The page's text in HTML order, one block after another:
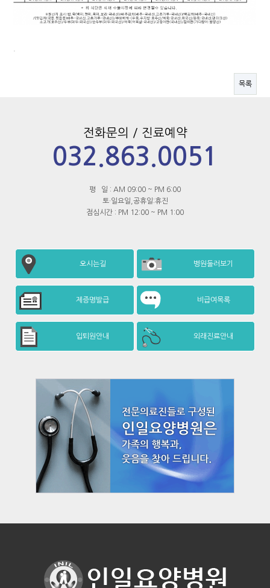
목록
전화문의 / 진료예약
032.863.0051
평 일 : AM 09:00 ~ PM 6:00
토·일요일,공휴일:휴진
점심시간 : PM 12:00 ~ PM 1:00
오시는길 병원둘러보기
제증명발급 비급여목록
입퇴원안내 외래진료안내